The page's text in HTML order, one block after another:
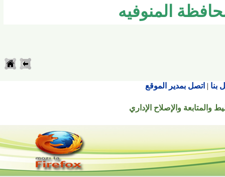
المنوفيه
| اتصل بمدير الموقع
والإصلاح الإداري